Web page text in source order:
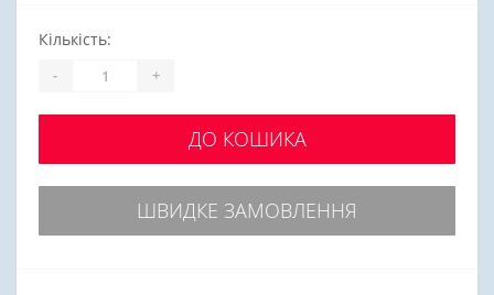
Кількість:
- +
ДО КОШИКА
ШВИДКЕ ЗАМОВЛЕННЯ